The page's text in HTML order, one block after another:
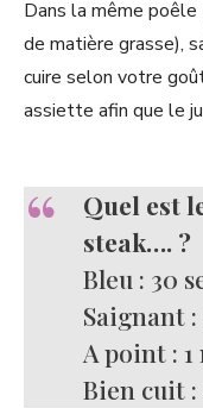
Dans la même
de matière grasse),
cuire selon votre
assiette afin que le
Quel est
steak…. ?
Bleu : 30
Saignant
A point :
Bien cuit :